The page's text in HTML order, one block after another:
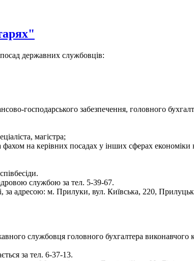
посад державних службовців:
господарського забезпечення, головного
магістра;
на керівних посадах у інших сферах
службою за тел. 5-39-67.
адресою: м. Прилуки, вул. Київська, 220,
службовця головного бухгалтера виконавчого
за тел. 6-37-13.